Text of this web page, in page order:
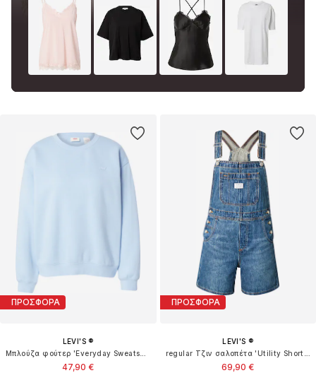
ΠΡΟΣΦΟΡΑ
LEVI'S ®
47,90 €
ΠΡΟΣΦΟΡΑ
LEVI'S ®
69,90 €